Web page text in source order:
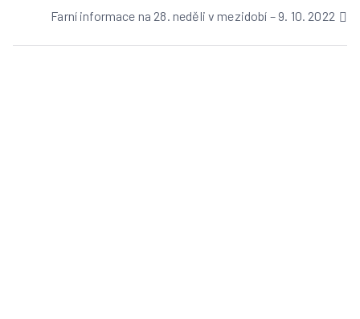
Farní informace na 28. neděli v mezidobí – 9. 10. 2022